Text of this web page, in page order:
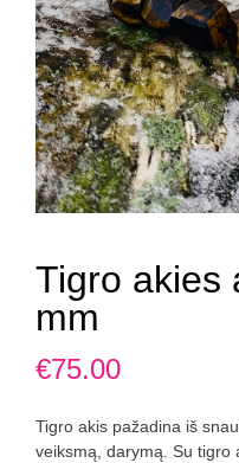
Tigro akies
mm
€75.00
Tigro akis pažadina iš
veiksmą, darymą. Su tigro